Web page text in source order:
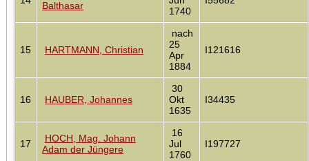
Balthasar
1740
15 HARTMANN, Christian
nach
25
Apr
1884
I121616
16 HAUBER, Johannes
30
Okt
1635
I34435
17
HOCH, Mag. Johann
Adam der Jüngere
16
Jul
1760
I197727